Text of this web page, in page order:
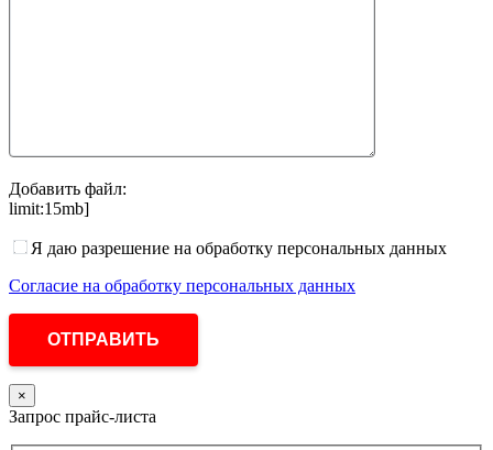
Добавить файл:
limit:15mb]
Я даю разрешение на обработку персональных данных
Согласие на обработку персональных данных
×
Запрос прайс-листа